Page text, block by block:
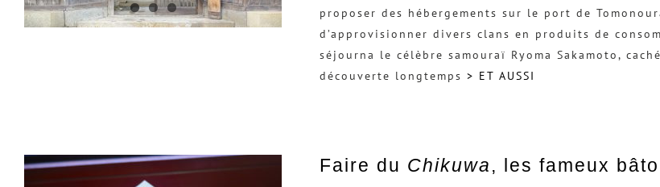
proposer des hébergements sur le port de
d’approvisionner divers clans en produits de
séjourna le célèbre samouraï Ryoma Sakamoto,
découverte longtemps > ET AUSSI
Faire du Chikuwa, les fameux